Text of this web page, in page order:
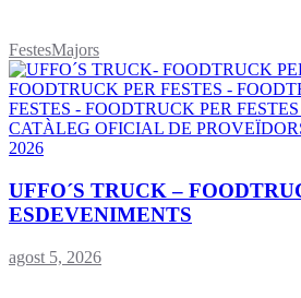
FestesMajors
CATÀLEG OFICIAL DE
2026
UFFO´S TRUCK –
ESDEVENIMENTS
agost 5, 2026